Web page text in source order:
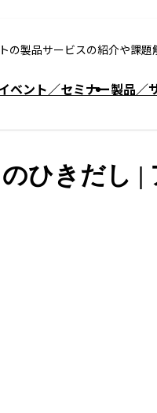
の製品サービスの紹介や課題
ベント／セミナー製品／
ひきだし |